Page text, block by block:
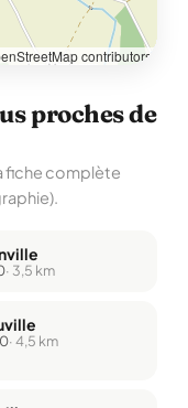
contributors
proches de
fiche complète
· 3,5 km
· 4,5 km